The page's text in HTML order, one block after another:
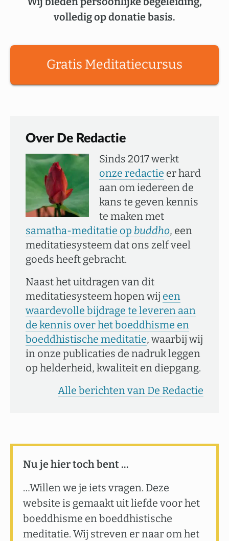
volledig op donatie basis.
Gratis Meditatiecursus
Over De Redactie
Sinds 2017 werkt
onze redactie er hard
aan om iedereen de
kans te geven kennis
te maken met
samatha-meditatie op buddho, een
meditatiesysteem dat ons zelf veel
goeds heeft gebracht.
Naast het uitdragen van dit
meditatiesysteem hopen wij een
waardevolle bijdrage te leveren aan
de kennis over het boeddhisme en
boeddhistische meditatie, waarbij wij
in onze publicaties de nadruk leggen
op helderheid, kwaliteit en diepgang.
Alle berichten van De Redactie
Nu je hier toch bent …
…Willen we je iets vragen. Deze
website is gemaakt uit liefde voor het
boeddhisme en boeddhistische
meditatie. Wij streven er naar om het